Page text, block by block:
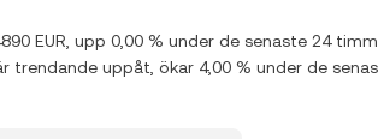
EUR, upp 0,00 % under de senaste 24
trendande uppåt, ökar 4,00 % under de